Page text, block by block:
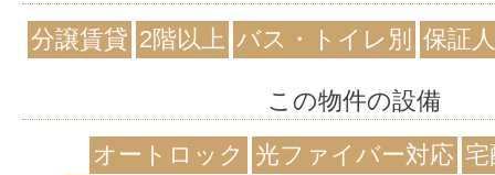
分譲賃貸 2階以上 バス・トイレ別 保証
この物件の設備
オートロック
光ファイバー対応